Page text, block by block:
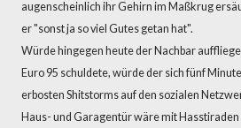
augenscheinlich ihr Gehirn im Maßkrug
er "sonst ja so viel Gutes getan hat".
Würde hingegen heute der Nachbar
Euro 95 schuldete, würde der sich fünf
erbosten Shitstorms auf den sozialen
Haus- und Garagentür wäre mit